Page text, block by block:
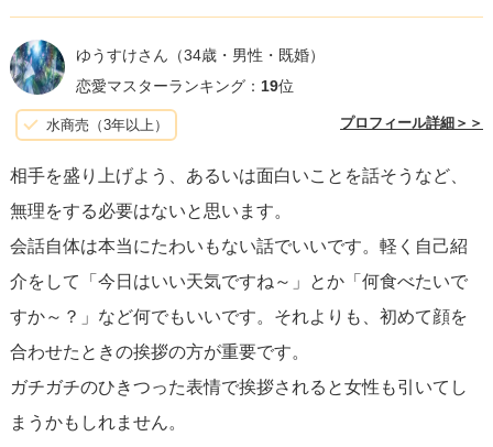
ゆうすけさん （34歳・男性・既婚）
恋愛マスターランキング： 19位
水商売（3年以上） プロフィール詳細＞＞
相手を盛り上げよう、あるいは面白いことを話そうなど、
無理をする必要はないと思います。
会話自体は本当にたわいもない話でいいです。軽く自己紹
介をして「今日はいい天気ですね～」とか「何食べたいで
すか～？」など何でもいいです。それよりも、初めて顔を
合わせたときの挨拶の方が重要です。
ガチガチのひきつった表情で挨拶されると女性も引いてし
まうかもしれません。